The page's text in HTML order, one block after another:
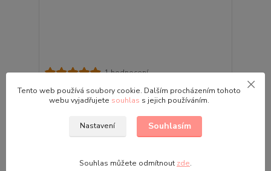
1 hodnocení
Chlapecké pyžamo BETTY MODE Dinosauři
Chlapecké pyžamo BETTY MODE Dinosauři ... český
128 Krásné chlapecké pyžámské z balvněného
419,00 Kč
Zvolit variantu
Tento web používá soubory cookie. Dalším procházením tohoto
webu vyjadřujete souhlas s jejich používáním.
Nastavení Souhlasím
Souhlas můžete odmítnout zde.